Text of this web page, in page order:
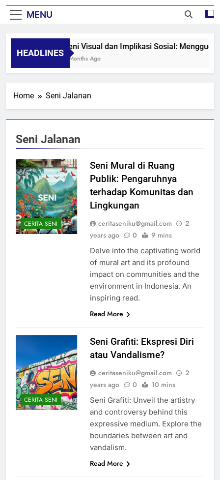
MENU
HEADLINES
Seni Visual dan Implikasi Sosial:
8 Months Ago
Home Seni Jalanan
Seni Jalanan
CERITA SENI
Seni Mural di Ruang
Publik: Pengaruhnya
terhadap Komunitas dan
Lingkungan
ceritaseniku@gmail.com
2
years ago
0 9 mins
Delve into the captivating world
of mural art and its profound
impact on communities and the
environment in Indonesia. An
inspiring read.
Read More
CERITA SENI
Seni Grafiti: Ekspresi Diri
atau Vandalisme?
ceritaseniku@gmail.com
2
years ago
0 10 mins
Seni Grafiti: Unveil the artistry
and controversy behind this
expressive medium. Explore the
boundaries between art and
vandalism.
Read More